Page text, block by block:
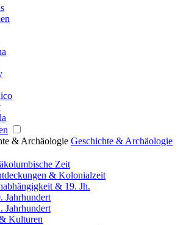
& Archäologie Geschichte & Archäologie
Zeit
& Kolonialzeit
& 19. Jh.
Jahrhundert
Jahrhundert
Kulturen